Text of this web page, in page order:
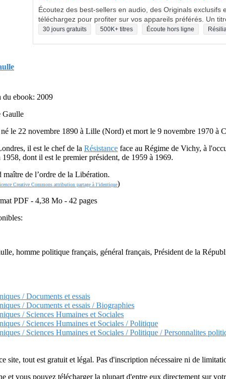
Écoutez des best-sellers en audio, des Originals
téléchargez pour profiter sur vos appareils préférés. Un
30 jours gratuits 500K+ titres Écoute hors ligne
du ebook: 2009
Gaulle
né le 22 novembre 1890 à Lille (Nord) et mort le 9 novembre 1970 à
il est le chef de la Résistance face au Régime de Vichy, à
dont il est le premier président, de 1959 à 1969.
maître de l’ordre de la Libération.
Creative Commons attribution partage à l’identique)
PDF - 4,38 Mo - 42 pages
homme politique français, général français, Président de la
/ Documents et essais
/ Documents et essais / Biographies
/ Sciences Humaines et Sociales
/ Sciences Humaines et Sociales / Politique
/ Sciences Humaines et Sociales / Politique / Personnalites
site, tout est gratuit et légal. Pas d'inscription nécessaire ni de
et vous pouvez télécharger la plupart d'entre eux directement sur